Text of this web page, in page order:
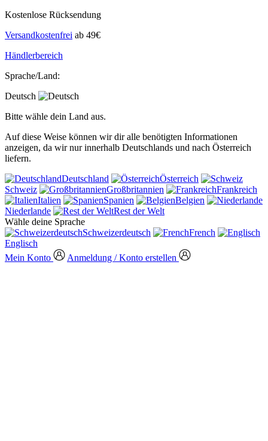
Kostenlose Rücksendung
Versandkostenfrei ab 49€
Händlerbereich
Sprache/Land:
Deutsch
Bitte wähle dein Land aus.
Auf diese Weise können wir dir alle benötigten Informationen
anzeigen, da wir nur innerhalb Deutschlands und nach Österreich
liefern.
Deutschland
Österreich
Schweiz
Großbritannien
Frankreich
Italien
Spanien
Belgien
Niederlande
Rest der Welt
Wähle deine Sprache
Schweizerdeutsch
French
Englisch
Mein Konto
Anmeldung / Konto erstellen